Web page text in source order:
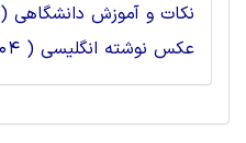
نکات و آموزش دانشگاهی ( 1 )
عکس نوشته انگلیسی ( 104 )